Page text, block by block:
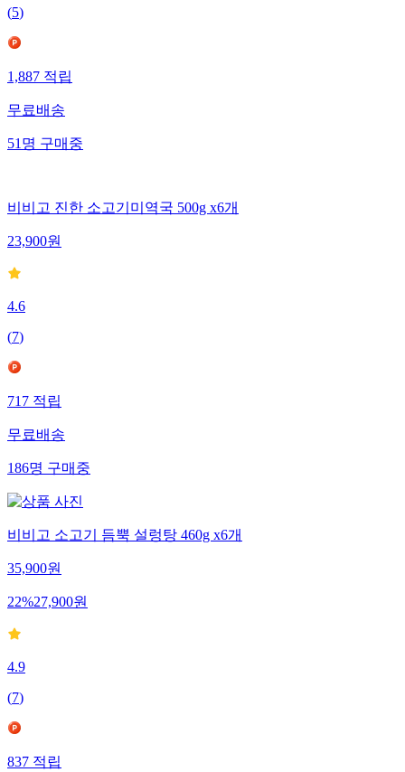
(5)
1,887적립
무료배송
51명구매중
비비고 진한 소고기미역국 500g x6개
23,900원
4.6
(7)
717적립
무료배송
186명구매중
비비고 소고기 듬뿍 설렁탕 460g x6개
35,900원
22%27,900원
4.9
(7)
837적립